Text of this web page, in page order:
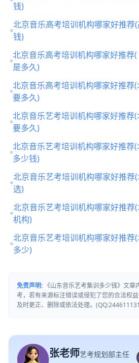
钱)
北京音乐高考培训机构哪家好推荐
钱)
北京音乐高考培训机构哪家好推荐
是多久)
北京音乐高考培训机构哪家好推荐
要多久)
北京音乐艺考培训机构哪家好推荐
要多久)
北京音乐艺考培训机构哪家好推荐
多少钱)
北京音乐艺考培训机构哪家好推荐
选)
北京音乐艺考培训机构哪家好推荐
机构)
北京音乐艺考培训机构哪家好推荐
多少)
免责声明: 《山东音乐艺考集训多少钱》文
考，若有来源标注错误或侵犯了您的合法权
及时更正、删除或依法处理。
张老师艺考规划部主任